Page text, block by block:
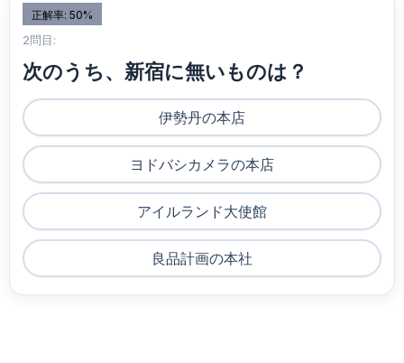
正解率: 50%
2問目:
次のうち、新宿に無いものは？
伊勢丹の本店
ヨドバシカメラの本店
アイルランド大使館
良品計画の本社